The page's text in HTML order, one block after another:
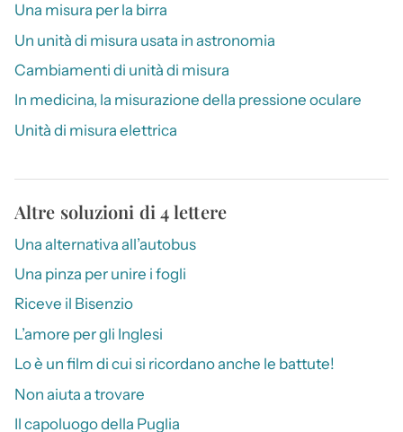
Una misura per la birra
Un unità di misura usata in astronomia
Cambiamenti di unità di misura
In medicina, la misurazione della pressione oculare
Unità di misura elettrica
Altre soluzioni di 4 lettere
Una alternativa all’autobus
Una pinza per unire i fogli
Riceve il Bisenzio
L’amore per gli Inglesi
Lo è un film di cui si ricordano anche le battute!
Non aiuta a trovare
Il capoluogo della Puglia